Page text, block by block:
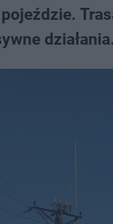
działania.